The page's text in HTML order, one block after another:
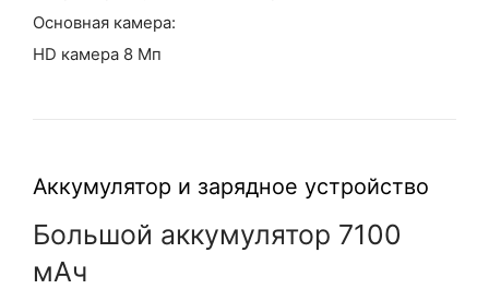
Основная камера:
HD камера 8 Мп
Аккумулятор и зарядное устройство
Большой аккумулятор 7100
мАч